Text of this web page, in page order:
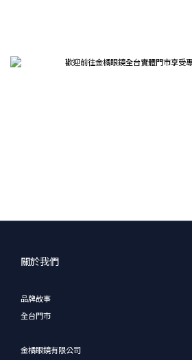
關於我們
品牌故事
全台門市
金橘眼鏡有限公司